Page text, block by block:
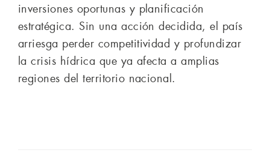
inversiones oportunas y planificación
estratégica. Sin una acción decidida, el país
arriesga perder competitividad y profundizar
la crisis hídrica que ya afecta a amplias
regiones del territorio nacional.